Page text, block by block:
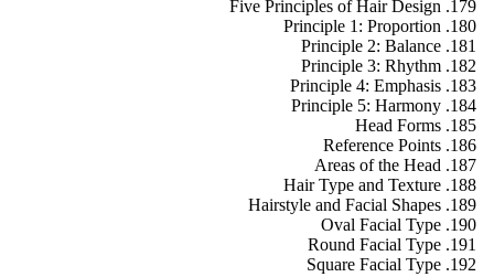
Five Principles of Hair Design
Principle 1: Proportion
Principle 2: Balance
Principle 3: Rhythm
Principle 4: Emphasis
Principle 5: Harmony
Head Forms
Reference Points
Areas of the Head
Hair Type and Texture
Hairstyle and Facial Shapes
Oval Facial Type
Round Facial Type
Square Facial Type